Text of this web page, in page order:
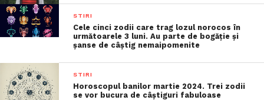
STIRI
Cele cinci zodii care trag lozul norocos în
următoarele 3 luni. Au parte de bogăție și
șanse de câștig nemaipomenite
STIRI
Horoscopul banilor martie 2024. Trei zodii
se vor bucura de câștiguri fabuloase